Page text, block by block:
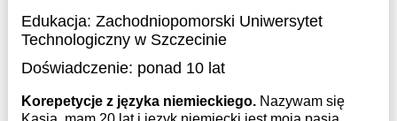
Edukacja: Zachodniopomorski Uniwersytet
Technologiczny w Szczecinie
Doświadczenie: ponad 10 lat
Korepetycje z języka niemieckiego. Nazywam się